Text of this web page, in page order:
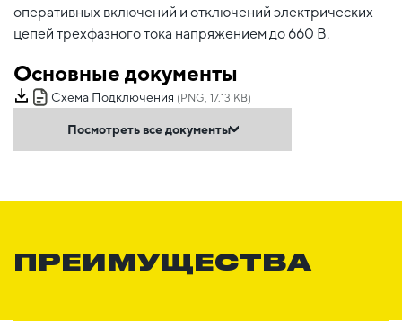
оперативных включений и отключений электрических
цепей трехфазного тока напряжением до 660 В.
Основные документы
Схема Подключения (PNG, 17.13 KB)
Посмотреть все документы
ПРЕИМУЩЕСТВА